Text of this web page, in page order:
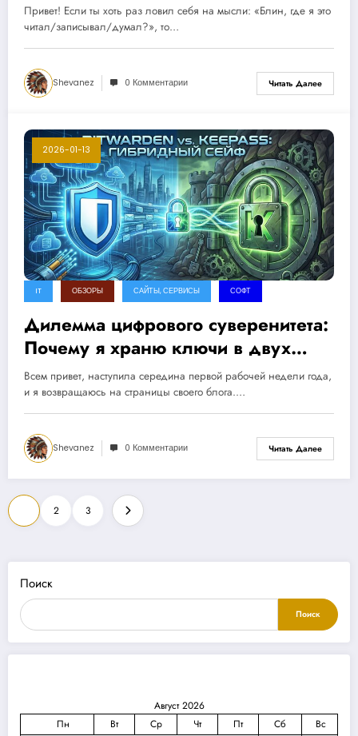
компьютере
Привет! Если ты хоть раз ловил себя на мысли: «Блин, где я это
читал/записывал/думал?», то…
Shevanez 0 Комментарии Читать Далее
2026-01-13
IT ОБЗОРЫ САЙТЫ, СЕРВИСЫ СОФТ
Дилемма цифрового суверенитета:
Почему я храню ключи в двух
разных сейфах
Всем привет, наступила середина первой рабочей недели года,
и я возвращаюсь на страницы своего блога.…
Shevanez 0 Комментарии Читать Далее
Пагинация
записей
2 3
Поиск
Поиск
Август 2026
Пн
Вт Ср Чт Пт Сб
Вс